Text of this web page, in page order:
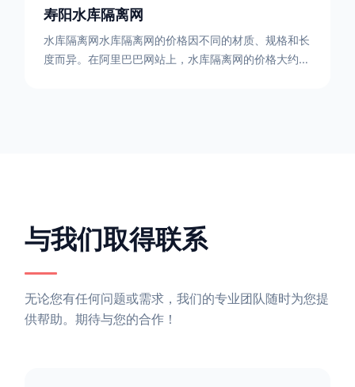
寿阳水库隔离网
水库隔离网水库隔离网的价格因不同的材质、规格和长
度而异。在阿里巴巴网站上，水库隔离网的价格大约在
与我们取得联系
无论您有任何问题或需求，我们的专业团队随时为您提
供帮助。期待与您的合作！